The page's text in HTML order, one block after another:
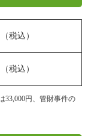
税込）
税込）
33,000円、管財事件の